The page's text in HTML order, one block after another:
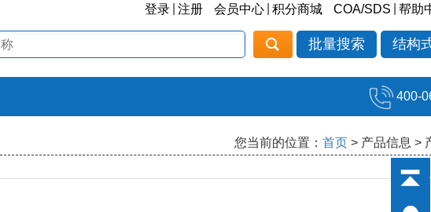
登录 注册 会员中心 积分商城 COA/SDS 帮助
批量搜索 结构
400-
您当前的位置： 首页 > 产品信息 >